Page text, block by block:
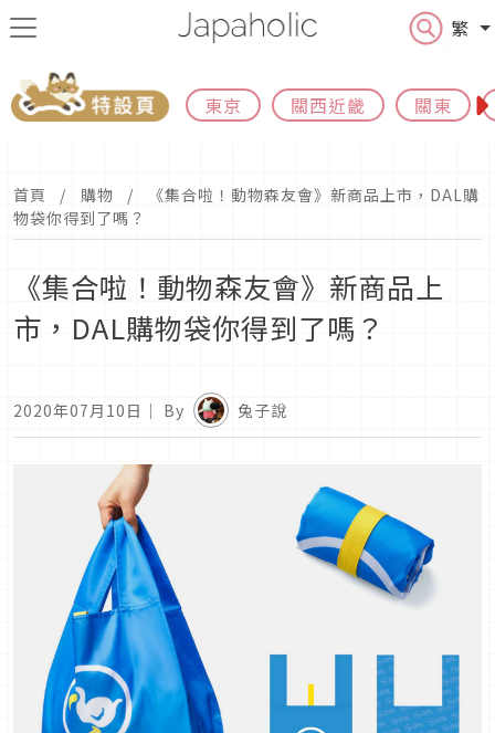
繁
東京 關西近畿 關東
首頁 購物
《集合啦！動物森友會》新商品上市，DAL購
物袋你得到了嗎？
《集合啦！動物森友會》新商品上
市，DAL購物袋你得到了嗎？
2020年07月10日 ｜ By 兔子說